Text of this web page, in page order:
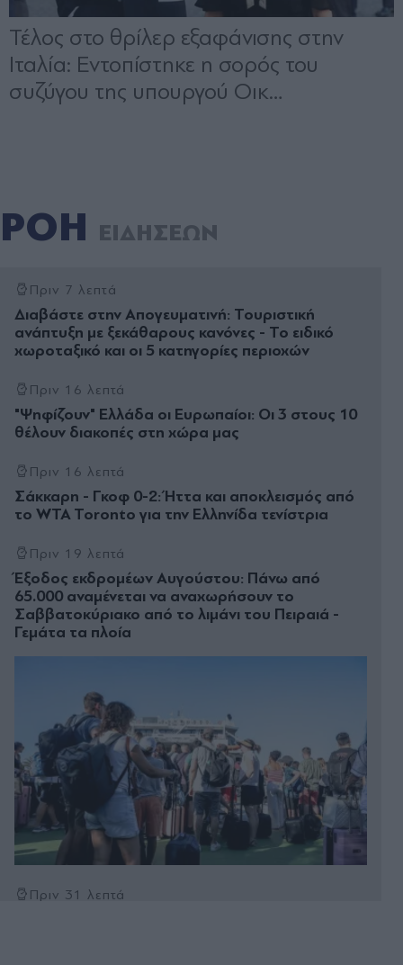
ΡΟΗ ΕΙΔΗΣΕΩΝ
Πριν 7 λεπτά
Διαβάστε στην Απογευματινή: Τουριστική
ανάπτυξη με ξεκάθαρους κανόνες - Το ειδικό
χωροταξικό και οι 5 κατηγορίες περιοχών
Πριν 16 λεπτά
"Ψηφίζουν" Ελλάδα οι Ευρωπαίοι: Οι 3 στους 10
θέλουν διακοπές στη χώρα μας
Πριν 16 λεπτά
Σάκκαρη - Γκοφ 0-2: Ήττα και αποκλεισμός από
το WTA Toronto για την Ελληνίδα τενίστρια
Πριν 19 λεπτά
Έξοδος εκδρομέων Αυγούστου: Πάνω από
65.000 αναμένεται να αναχωρήσουν το
Σαββατοκύριακο από το λιμάνι του Πειραιά -
Γεμάτα τα πλοία
Πριν 31 λεπτά